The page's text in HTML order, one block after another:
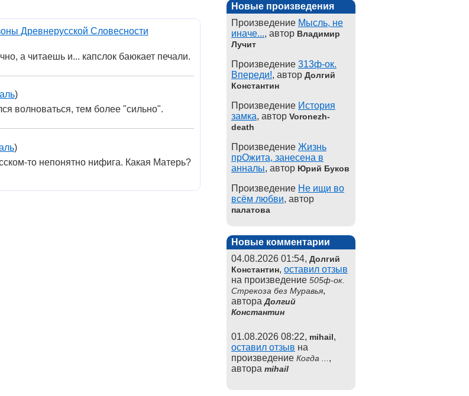
Древнерусской Словесности
а читаешь и... капслок баюкает печали.
)
волноваться, тем более "сильно".
)
то непонятно нифига. Какая Матерь?
Новые произведения
Произведение Мысль, не
иначе..., автор Владимир
Лучит
Произведение 313ф-ок.
Впереди!, автор Долгий
Константин
Произведение История
замка, автор Voronezh-
death
Произведение Жизнь
прОжита, занесена в
анналы, автор Юрий Буков
Произведение Не ищи во
всём любви, автор
палатова
Новые комментарии
04.08.2026 01:54, Долгий
Константин, оставил отзыв
на произведение 505ф-ок.
Стрекоза без Муравья,
автораДолгий
Константин
01.08.2026 08:22, mihail,
оставил отзыв на
произведение Когда ... ,
автора mihail